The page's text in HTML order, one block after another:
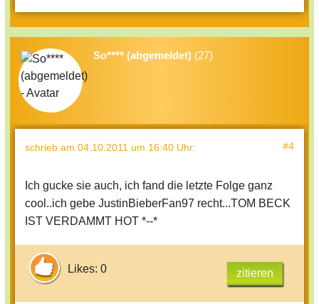
So**** (abgemeldet) (27)
schrieb am 04.10.2011 um 16:40 Uhr: #4
Ich gucke sie auch, ich fand die letzte Folge ganz
cool..ich gebe JustinBieberFan97 recht...TOM BECK
IST VERDAMMT HOT *--*
Likes: 0 zitieren